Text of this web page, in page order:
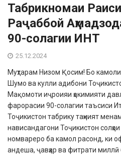
Табрикномаи
Раҷаббой
90-солагии ИНТ
25.12.2024
Муҳтарам Низом Қосим! Бо
Шумо ва кулли адибони
Мақомо­ти иҷроияи ҳокимияти
фарорасии 90-солагии таъсиси
Тоҷикистон табрику таҳният
нависандагони Тоҷикистон
номваре­ро ба камол расонд, ки
андеша, ҷавҳар ва фитра­ти миллӣ